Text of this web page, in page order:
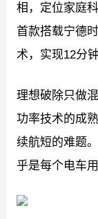
相，定位家庭
首款搭载宁德
术，实现12分
理想破除只做
功率技术的成
续航短的难题
乎是每个电车